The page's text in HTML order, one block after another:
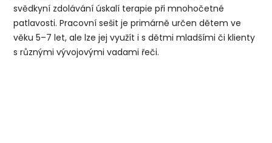
svědkyní zdolávání úskalí terapie při mnohočetné
patlavosti. Pracovní sešit je primárně určen dětem ve
věku 5–7 let, ale lze jej využít i s dětmi mladšími či klienty
s různými vývojovými vadami řeči.